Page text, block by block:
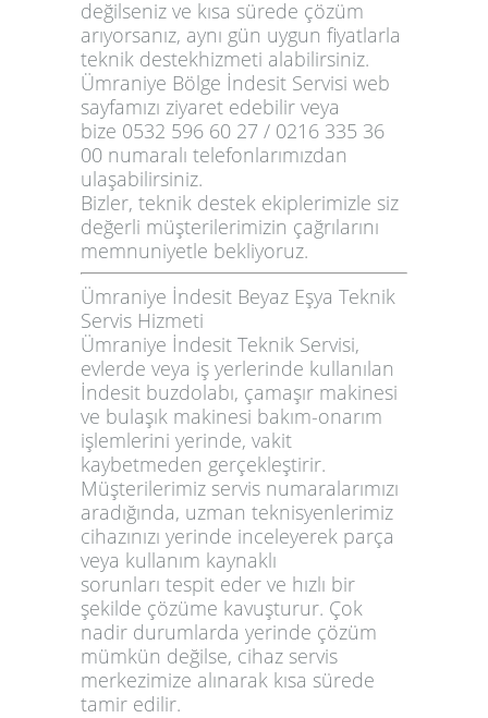
değilseniz ve kısa sürede çözüm
arıyorsanız, aynı gün uygun fiyatlarla
teknik destekhizmeti alabilirsiniz.
Ümraniye Bölge İndesit Servisi web
sayfamızı ziyaret edebilir veya
bize 0532 596 60 27 / 0216 335 36
00 numaralı telefonlarımızdan
ulaşabilirsiniz.
Bizler, teknik destek ekiplerimizle siz
değerli müşterilerimizin çağrılarını
memnuniyetle bekliyoruz.
Ümraniye İndesit Beyaz Eşya Teknik
Servis Hizmeti
Ümraniye İndesit Teknik Servisi,
evlerde veya iş yerlerinde kullanılan
İndesit buzdolabı, çamaşır makinesi
ve bulaşık makinesi bakım-onarım
işlemlerini yerinde, vakit
kaybetmeden gerçekleştirir.
Müşterilerimiz servis numaralarımızı
aradığında, uzman teknisyenlerimiz
cihazınızı yerinde inceleyerek parça
veya kullanım kaynaklı
sorunları tespit eder ve hızlı bir
şekilde çözüme kavuşturur. Çok
nadir durumlarda yerinde çözüm
mümkün değilse, cihaz servis
merkezimize alınarak kısa sürede
tamir edilir.